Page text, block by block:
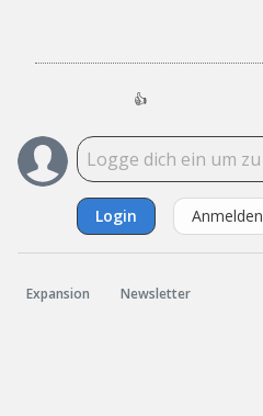
👍
Login Anmelden
Expansion Newsletter